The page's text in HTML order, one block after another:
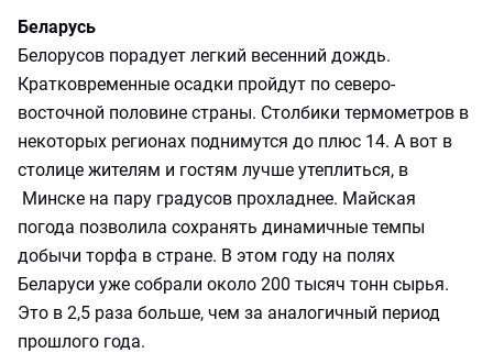
Беларусь
Белорусов порадует легкий весенний дождь.
Кратковременные осадки пройдут по северо-
восточной половине страны. Столбики термометров в
некоторых регионах поднимутся до плюс 14. А вот в
столице жителям и гостям лучше утеплиться, в
Минске на пару градусов прохладнее. Майская
погода позволила сохранять динамичные темпы
добычи торфа в стране. В этом году на полях
Беларуси уже собрали около 200 тысяч тонн сырья.
Это в 2,5 раза больше, чем за аналогичный период
прошлого года.